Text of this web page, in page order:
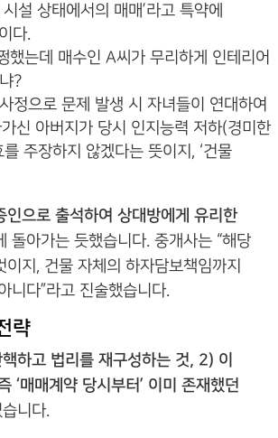
설 상태에서의 매매’라고 특약에
다.
했는데 매수인 A씨가 무리하게 인테리어
?
정으로 문제 발생 시 자녀들이 연대하여
신 아버지가 당시 인지능력 저하(경미한
주장하지 않겠다는 뜻이지, ‘건물
으로 출석하여 상대방에게 유리한
돌아가는 듯했습니다. 중개사는 “해당
지, 건물 자체의 하자담보책임까지
니다”라고 진술했습니다.
략
하고 법리를 재구성하는 것, 2) 이
‘매매계약 당시부터’ 이미 존재했던
니다.